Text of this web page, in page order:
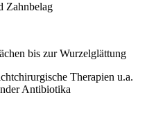
Zahnbelag
bis zur Wurzelglättung
Therapien u.a.
Antibiotika